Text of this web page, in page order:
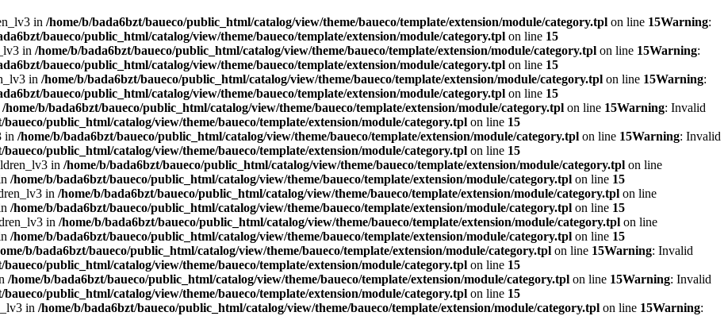
in /home/b/bada6bzt/baueco/public_html/catalog/view/theme/baueco/template/extension/module/category.tpl on line 15Warning:
baueco/public_html/catalog/view/theme/baueco/template/extension/module/category.tpl on line 15
in /home/b/bada6bzt/baueco/public_html/catalog/view/theme/baueco/template/extension/module/category.tpl on line 15Warning:
baueco/public_html/catalog/view/theme/baueco/template/extension/module/category.tpl on line 15
in /home/b/bada6bzt/baueco/public_html/catalog/view/theme/baueco/template/extension/module/category.tpl on line 15Warning:
baueco/public_html/catalog/view/theme/baueco/template/extension/module/category.tpl on line 15
/home/b/bada6bzt/baueco/public_html/catalog/view/theme/baueco/template/extension/module/category.tpl on line 15Warning: Invalid
baueco/public_html/catalog/view/theme/baueco/template/extension/module/category.tpl on line 15
in /home/b/bada6bzt/baueco/public_html/catalog/view/theme/baueco/template/extension/module/category.tpl on line 15Warning: Invalid
baueco/public_html/catalog/view/theme/baueco/template/extension/module/category.tpl on line 15
in /home/b/bada6bzt/baueco/public_html/catalog/view/theme/baueco/template/extension/module/category.tpl on line
/home/b/bada6bzt/baueco/public_html/catalog/view/theme/baueco/template/extension/module/category.tpl on line 15
in /home/b/bada6bzt/baueco/public_html/catalog/view/theme/baueco/template/extension/module/category.tpl on line
/home/b/bada6bzt/baueco/public_html/catalog/view/theme/baueco/template/extension/module/category.tpl on line 15
in /home/b/bada6bzt/baueco/public_html/catalog/view/theme/baueco/template/extension/module/category.tpl on line
/home/b/bada6bzt/baueco/public_html/catalog/view/theme/baueco/template/extension/module/category.tpl on line 15
b/bada6bzt/baueco/public_html/catalog/view/theme/baueco/template/extension/module/category.tpl on line 15Warning: Invalid
baueco/public_html/catalog/view/theme/baueco/template/extension/module/category.tpl on line 15
/home/b/bada6bzt/baueco/public_html/catalog/view/theme/baueco/template/extension/module/category.tpl on line 15Warning: Invalid
baueco/public_html/catalog/view/theme/baueco/template/extension/module/category.tpl on line 15
in /home/b/bada6bzt/baueco/public_html/catalog/view/theme/baueco/template/extension/module/category.tpl on line 15Warning: